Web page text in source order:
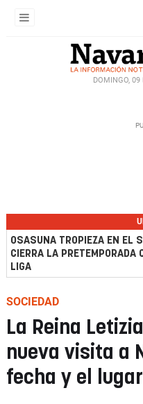
DOMINGO, 09
OSASUNA TROPIEZA EN EL
CIERRA LA PRETEMPORADA
LIGA
SOCIEDAD
La Reina
nueva visita a
fecha y el lugar